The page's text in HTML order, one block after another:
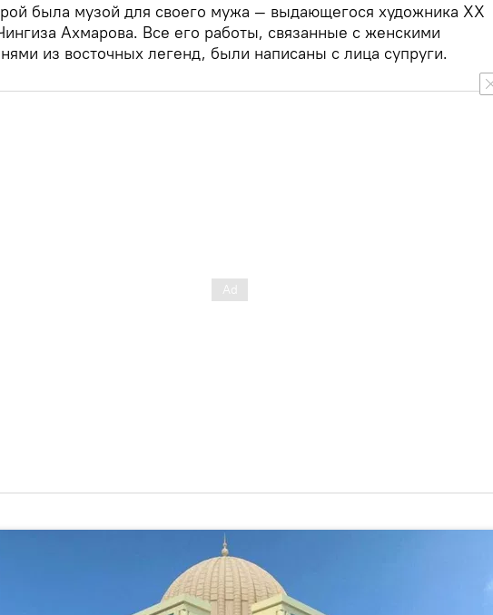
была музой для своего мужа — выдающегося художника ХХ
Ахмарова. Все его работы, связанные с женскими
из восточных легенд, были написаны с лица супруги.